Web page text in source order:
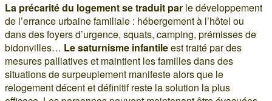
La précarité du logement se traduit par le développement
de l’errance urbaine familiale : hébergement à l’hôtel ou
dans des foyers d’urgence, squats, camping, prémisses de
bidonvilles… Le saturnisme infantileest traité par des
mesures palliatives et maintient les familles dans des
situations de surpeuplement manifeste alors que le
relogement décent et définitif reste la solution la plus